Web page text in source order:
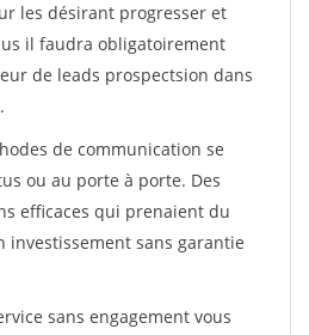
les désirant progresser et
il faudra obligatoirement
de leads prospectsion dans
de communication se
ou au porte à porte. Des
efficaces qui prenaient du
investissement sans garantie
sans engagement vous